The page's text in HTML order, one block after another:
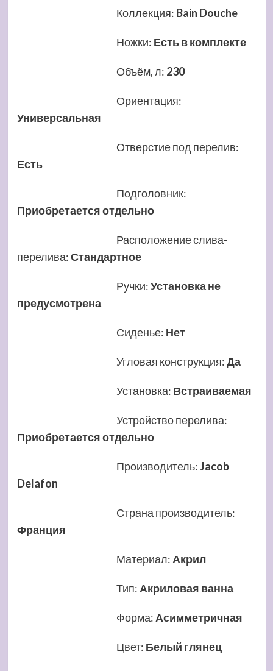
Коллекция: Bain Douche
Ножки: Есть в комплекте
Объём, л: 230
Ориентация:
Универсальная
Отверстие под перелив:
Есть
Подголовник:
Приобретается отдельно
Расположение слива-
перелива:Стандартное
Ручки:Установка не
предусмотрена
Сиденье: Нет
Угловая конструкция:Да
Установка: Встраиваемая
Устройство перелива:
Приобретается отдельно
Производитель:Jacob
Delafon
Страна производитель:
Франция
Материал: Акрил
Тип: Акриловая ванна
Форма: Асимметричная
Цвет: Белый глянец